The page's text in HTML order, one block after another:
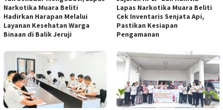
Narkotika Muara Beliti
Hadirkan Harapan Melalui
Layanan Kesehatan Warga
Binaan di Balik Jeruji
Lapas Narkotika Muara Beliti
Cek Inventaris Senjata Api,
Pastikan Kesiapan
Pengamanan